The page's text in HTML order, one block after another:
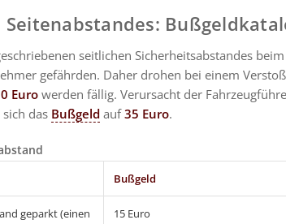
Seitenabstandes:
seitlichen Sicherheitsabstandes
gefährden. Daher drohen bei einem
Eurowerden fällig. Verursacht der
das Bußgeldauf35 Euro.
Bußgeld
geparkt (einen
15 Euro